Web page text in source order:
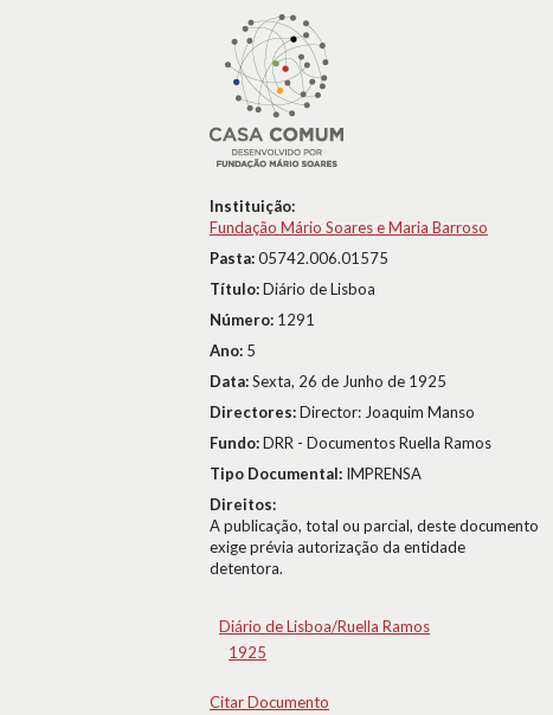
Instituição:
Fundação Mário Soares e Maria Barroso
Pasta:05742.006.01575
Título:Diário de Lisboa
Número: 1291
Ano: 5
Data:Sexta, 26 de Junho de 1925
Directores:Director: Joaquim Manso
Fundo:DRR - Documentos Ruella Ramos
Tipo Documental: IMPRENSA
Direitos:
A publicação, total ou parcial, deste documento
exige prévia autorização da entidade
detentora.
Diário de Lisboa/Ruella Ramos
1925
Citar Documento